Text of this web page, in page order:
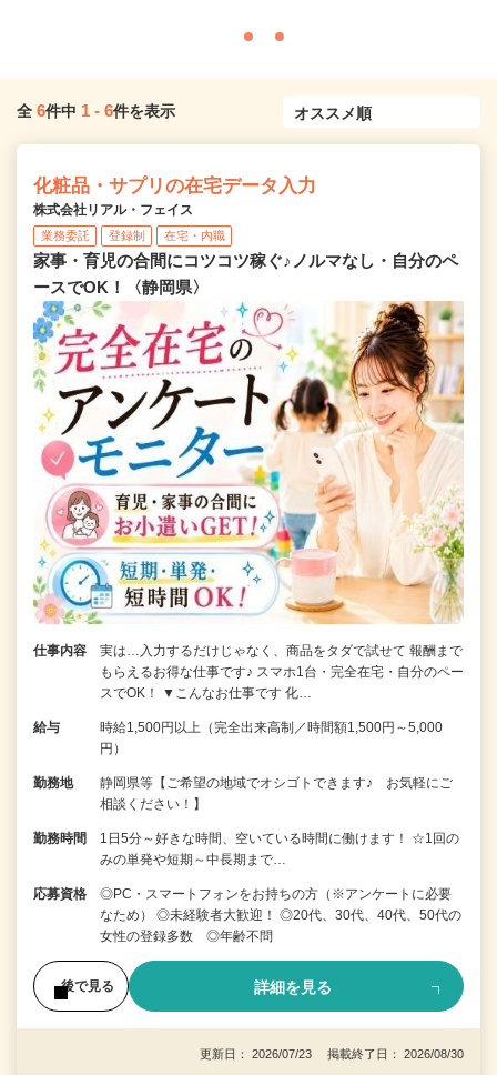
全 6件中 1 - 6件を表示
化粧品・サプリの在宅データ入力
株式会社リアル・フェイス
業務委託 登録制 在宅・内職
家事・育児の合間にコツコツ稼ぐ♪ノルマなし・自分のペ
ースでOK！〈静岡県〉
仕事内容
実は…入力するだけじゃなく、商品をタダで試せて 報酬まで
もらえるお得な仕事です♪ スマホ1台・完全在宅・自分のペー
スでOK！ ▼こんなお仕事です 化…
給与
時給1,500円以上（完全出来高制／時間額1,500円～5,000
円）
勤務地
静岡県等【ご希望の地域でオシゴトできます♪ お気軽にご
相談ください！】
勤務時間
1日5分～好きな時間、空いている時間に働けます！ ☆1回の
みの単発や短期～中長期まで…
応募資格
◎PC・スマートフォンをお持ちの方（※アンケートに必要
なため） ◎未経験者大歓迎！ ◎20代、30代、40代、50代の
女性の登録多数 ◎年齢不問
後で見る 詳細を見る
更新日： 2026/07/23 掲載終了日： 2026/08/30